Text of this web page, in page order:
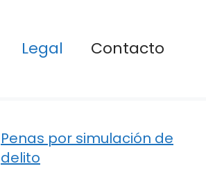
Legal Contacto
Penas por simulación de
delito